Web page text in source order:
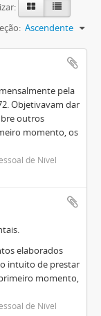
Ascendente
pela
Objetivavam dar
outros
momento, os
de Nível
elaborados
o intuito de prestar
momento,
de Nível